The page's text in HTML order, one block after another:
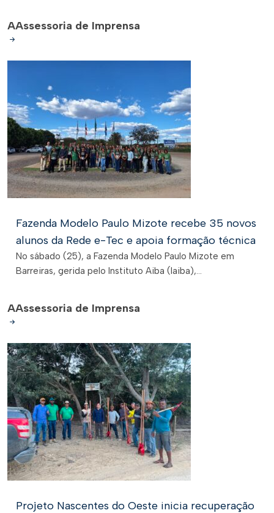
AAssessoria de Imprensa
Fazenda Modelo Paulo Mizote recebe 35 novos
alunos da Rede e-Tec e apoia formação técnica
No sábado (25), a Fazenda Modelo Paulo Mizote em
Barreiras, gerida pelo Instituto Aiba (Iaiba),...
AAssessoria de Imprensa
Projeto Nascentes do Oeste inicia recuperação